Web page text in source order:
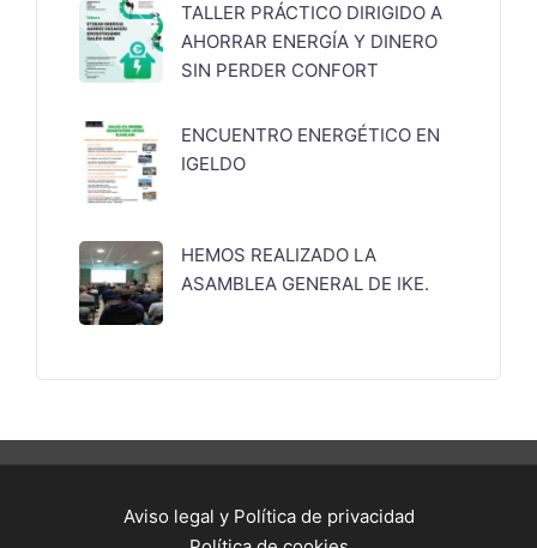
TALLER PRÁCTICO DIRIGIDO A
AHORRAR ENERGÍA Y DINERO
SIN PERDER CONFORT
ENCUENTRO ENERGÉTICO EN
IGELDO
HEMOS REALIZADO LA
ASAMBLEA GENERAL DE IKE.
Aviso legal y Política de privacidad